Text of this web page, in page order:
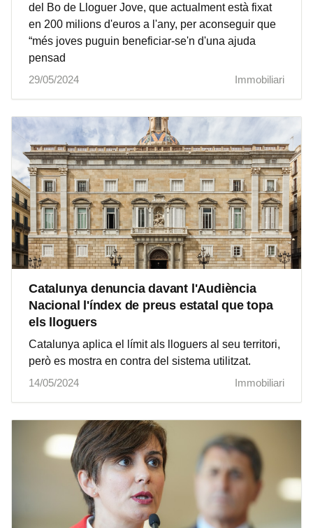
del Bo de Lloguer Jove, que actualment està fixat
en 200 milions d'euros a l'any, per aconseguir que
“més joves puguin beneficiar-se'n d'una ajuda
pensad
29/05/2024
Immobiliari
Catalunya denuncia davant l'Audiència
Nacional l'índex de preus estatal que topa
els lloguers
Catalunya aplica el límit als lloguers al seu territori,
però es mostra en contra del sistema utilitzat.
14/05/2024
Immobiliari